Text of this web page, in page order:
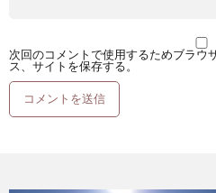
次回のコメントで使用するためブラウ
ス、サイトを保存する。